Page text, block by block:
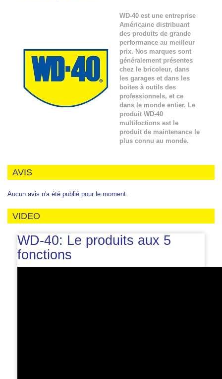
WD-40 est une entreprise
Américaine distribuant
des produits de grande
performance au meilleur
prix. Nos marques sont
généralement présentes
chez le bricoleur, dans
les garages et dans les
boites à outils des
professionnels, et ce
dans le monde entier. Le
produit WD-40
multifoctions est le
produit de maintenance le
plus connu au monde.
AVIS
Aucun avis n'a été publié pour le moment.
VIDEO
WD-40: Le produits aux 5
fonctions